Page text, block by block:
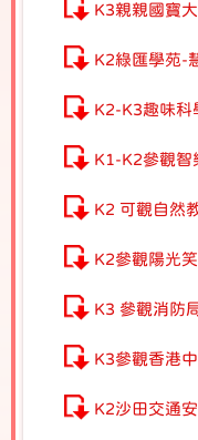
K3親親國寶
K2綠匯學苑-
K2-K3趣味
K1-K2參觀
K2 可觀自然
K2參觀陽光
K3 參觀消防
K3參觀香港
K2沙田交通